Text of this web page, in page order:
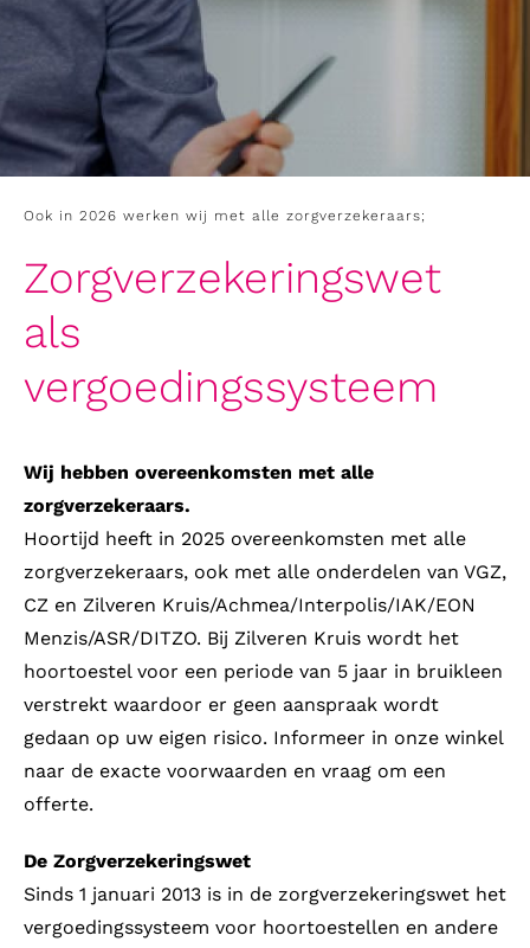
Ook in 2026 werken wij met alle zorgverzekeraars;
Zorgverzekeringswet
als
vergoedingssysteem
Wij hebben overeenkomsten met alle
zorgverzekeraars.
Hoortijd heeft in 2025 overeenkomsten met alle
zorgverzekeraars, ook met alle onderdelen van VGZ,
CZ en Zilveren Kruis/Achmea/Interpolis/IAK/EON
Menzis/ASR/DITZO. Bij Zilveren Kruis wordt het
hoortoestel voor een periode van 5 jaar in bruikleen
verstrekt waardoor er geen aanspraak wordt
gedaan op uw eigen risico. Informeer in onze winkel
naar de exacte voorwaarden en vraag om een
offerte.
De Zorgverzekeringswet
Sinds 1 januari 2013 is in de zorgverzekeringswet het
vergoedingssysteem voor hoortoestellen en andere